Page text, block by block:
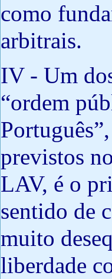
como
arbitrais.
IV - Um
“ordem
previstos
LAV, é o
sentido de
muito
liberdade